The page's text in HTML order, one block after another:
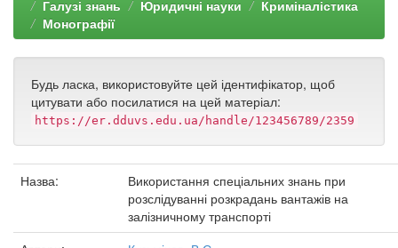
Галузі знань
Юридичні науки
Криміналістика
Монографії
Будь ласка, використовуйте цей ідентифікатор, щоб
цитувати або посилатися на цей матеріал:
https://er.dduvs.edu.ua/handle/123456789/2359
Назва:
Використання спеціальних знань при
розслідуванні розкрадань вантажів на
залізничному транспорті